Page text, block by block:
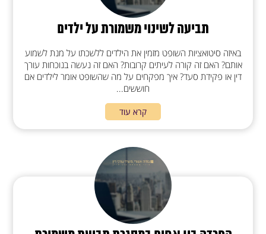
תביעה לשינוי משמורת על ילדים
באיזה סיטואציות השופט מזמין את הילדים ללשכתו על מנת לשמוע
אותם? האם זה קורה לעיתים קרובות? האם זה נעשה בנוכחות עורך
דין או פקידת סעד? איך מפקחים על מה שהשופט אומר לילדים אם
חוששים...
קרא עוד